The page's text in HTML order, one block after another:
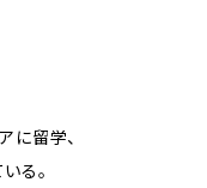
に留学、
る。